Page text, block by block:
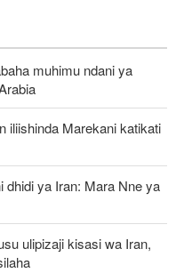
muhimu ndani ya
iliishinda Marekani katikati
ya Iran: Mara Nne ya
ulipizaji kisasi wa Iran,